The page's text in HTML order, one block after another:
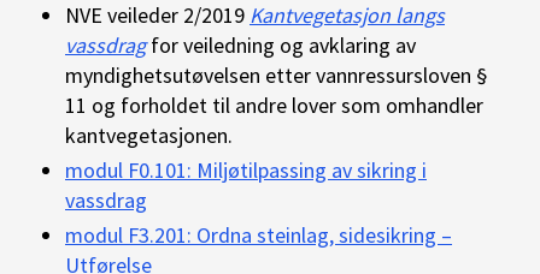
NVE veileder 2/2019 Kantvegetasjon langs
vassdragfor veiledning og avklaring av
myndighetsutøvelsen etter vannressursloven §
11 og forholdet til andre lover som omhandler
kantvegetasjonen.
modul F0.101: Miljøtilpassing av sikring i
vassdrag
modul F3.201: Ordna steinlag, sidesikring –
Utførelse